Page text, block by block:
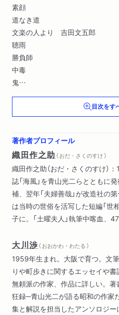
素顔
道なき道
文楽の人より 吉田文五郎
聴雨
勝負師
中毒
鬼
郷愁
六白金星
目次をす
著作者プロフィール
織田作之助 （ おだ・さくのすけ ）
織田作之助（おだ・さくのすけ）
誌「海風」を青山光二らとともに
補、翌年「夫婦善哉」が改造社の
は当時の世俗を活写した短編「世
子に。「土曜夫人」執筆中喀血、47
大川渉 （ おおかわ・わたる ）
1959年生まれ。大阪で育つ。文
りや町歩きに関するエッセイや書
無頼派の作家、作品に詳しい。著
狂録─青山光二が語る昭和の作家
集と解説を担当したアンソロジ